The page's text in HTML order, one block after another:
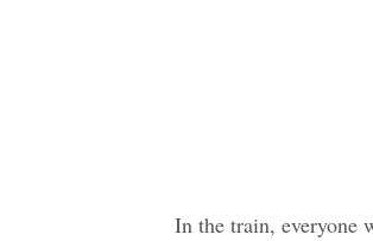
In the train, everyone